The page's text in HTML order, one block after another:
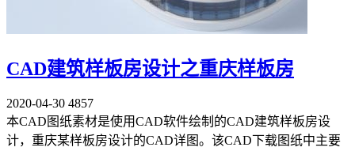
CAD建筑样板房设计之重庆样板房
2020-04-30 4857
本CAD图纸素材是使用CAD软件绘制的CAD建筑样板房设
计，重庆某样板房设计的CAD详图。该CAD下载图纸中主要